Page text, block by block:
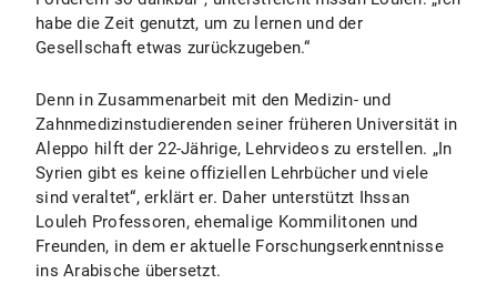
habe die Zeit genutzt, um zu lernen und der
Gesellschaft etwas zurückzugeben.“
Denn in Zusammenarbeit mit den Medizin- und
Zahnmedizinstudierenden seiner früheren Universität in
Aleppo hilft der 22-Jährige, Lehrvideos zu erstellen. „In
Syrien gibt es keine offiziellen Lehrbücher und viele
sind veraltet“, erklärt er. Daher unterstützt Ihssan
Louleh Professoren, ehemalige Kommilitonen und
Freunden, in dem er aktuelle Forschungserkenntnisse
ins Arabische übersetzt.